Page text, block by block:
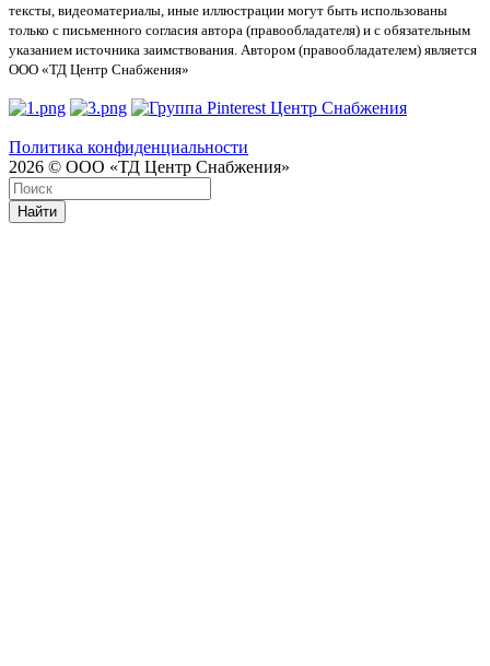
тексты, видеоматериалы, иные иллюстрации могут быть использованы
только с письменного согласия автора (правообладателя) и с обязательным
указанием источника заимствования. Автором (правообладателем) является
ООО «ТД Центр Снабжения»
Политика конфиденциальности
2026 © ООО «ТД Центр Снабжения»
Найти